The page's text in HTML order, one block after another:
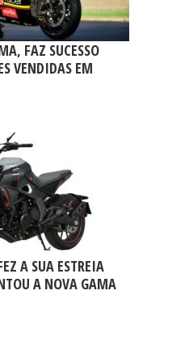
FAZ SUCESSO
VENDIDAS EM
A SUA ESTREIA
A NOVA GAMA